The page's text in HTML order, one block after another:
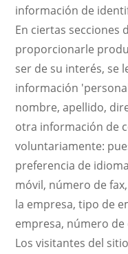
información de
En ciertas secciones
proporcionarle
ser de su interés, se
información
nombre, apellido,
otra información de
voluntariamente:
preferencia de
móvil, número de
la empresa, tipo de
empresa, número de
Los visitantes del